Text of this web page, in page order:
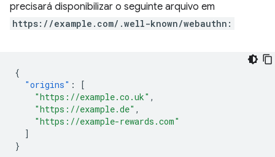
precisará disponibilizar o seguinte arquivo em
https://example.com/.well-known/webauthn:
{
"origins" :
[
"https://example.co.uk" ,
"https://example.de" ,
"https://example-rewards.com"
]
}